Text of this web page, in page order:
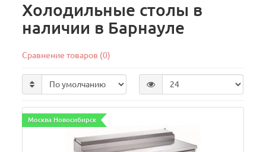
Холодильные столы в
наличии в Барнауле
Сравнение товаров (0)
Москва Новосибирск